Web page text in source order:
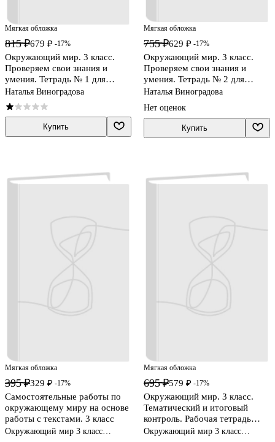
Мягкая обложка
815 ₽679 ₽ -17%
Окружающий мир. 3 класс.
Проверяем свои знания и
умения. Тетрадь № 1 для
проверочных работ
Наталья Виноградова
Купить
Мягкая обложка
755 ₽629 ₽ -17%
Окружающий мир. 3 класс.
Проверяем свои знания и
умения. Тетрадь № 2 для
проверочных работ
Наталья Виноградова
Нет оценок
Купить
Мягкая обложка
395 ₽329 ₽ -17%
Самостоятельные работы по
окружающему миру на основе
работы с текстами. 3 класс
Окружающий мир 3 класс
Мягкая обложка
695 ₽579 ₽ -17%
Окружающий мир. 3 класс.
Тематический и итоговый
контроль. Рабочая тетрадь
(Система Л.В. Занкова)
Окружающий мир 3 класс